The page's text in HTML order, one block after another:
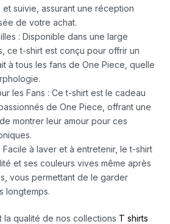
et suivie, assurant une réception
de votre achat.
: Disponible dans une large
ce t-shirt est conçu pour offrir un
à tous les fans de One Piece, quelle
les Fans : Ce t-shirt est le cadeau
de One Piece, offrant une
montrer leur amour pour ces
Facile à laver et à entretenir, le t-shirt
et ses couleurs vives même après
vous permettant de le garder
longtemps.
la qualité de nos collections T shirts